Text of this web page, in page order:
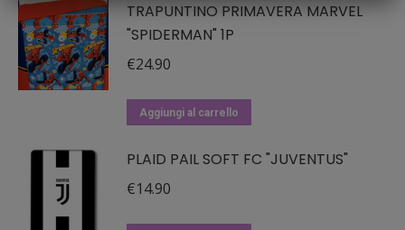
€24.90. €17.43.
TRAPUNTINO PRIMAVERA MARVEL
"SPIDERMAN" 1P
€24.90
Aggiungi al carrello
PLAID PAIL SOFT FC "JUVENTUS"
€14.90